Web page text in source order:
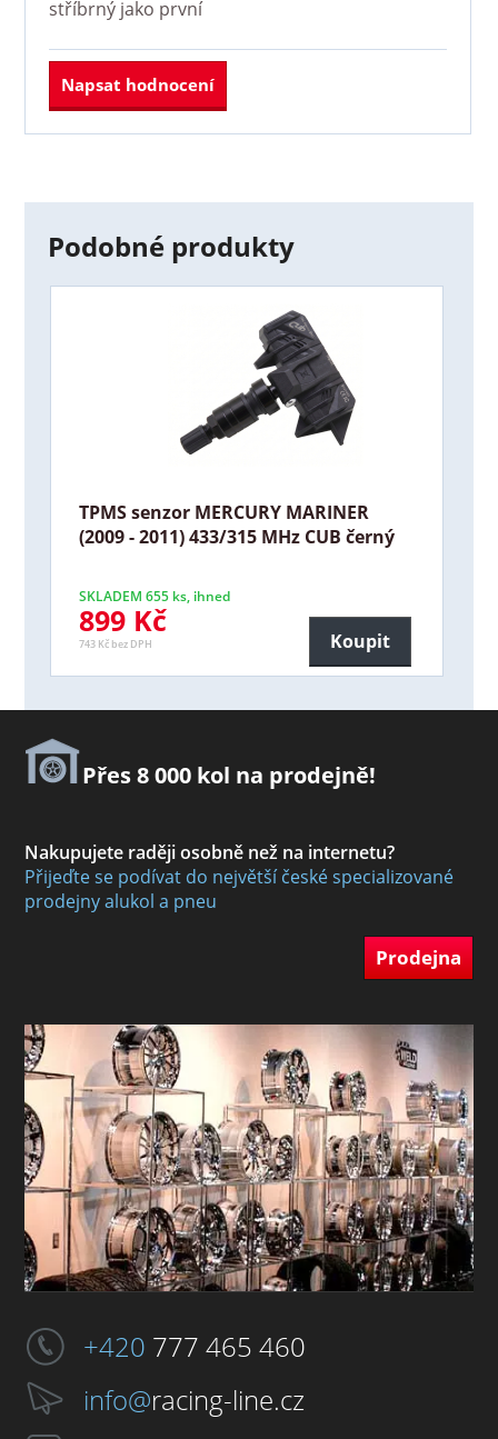
stříbrnýjako první
Napsat hodnocení
Podobné produkty
TPMS senzor MERCURY MARINER
(2009 - 2011) 433/315 MHz CUB černý
SKLADEM 655 ks, ihned
899 Kč
743 Kč bez DPH Koupit
Přes 8 000 kol na prodejně!
Nakupujete raději osobně než na internetu?
Přijeďte se podívat do největší české specializované
prodejny alukol a pneu
Prodejna
+420 777 465 460
info@racing-line.cz